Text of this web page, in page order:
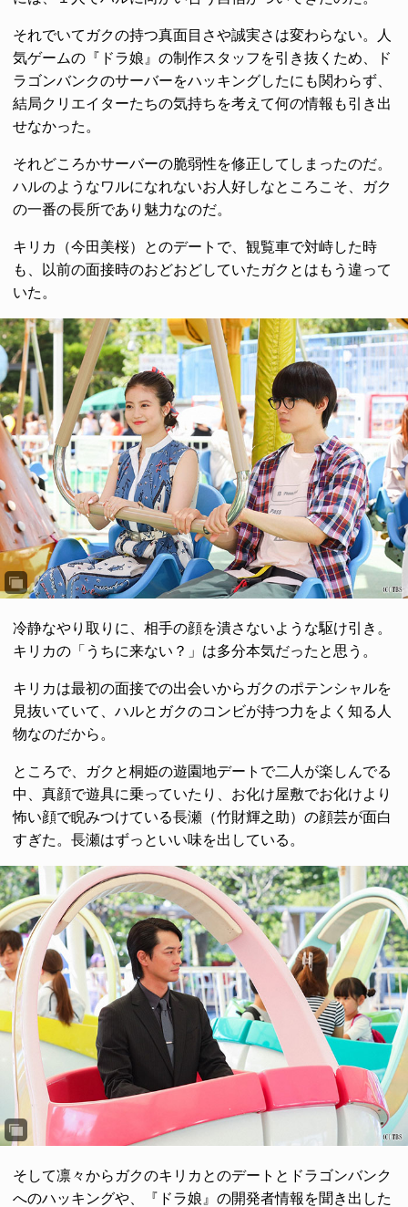
それでいてガクの持つ真面目さや誠実さは変わらない。人
気ゲームの『ドラ娘』の制作スタッフを引き抜くため、ド
ラゴンバンクのサーバーをハッキングしたにも関わらず、
結局クリエイターたちの気持ちを考えて何の情報も引き出
せなかった。
それどころかサーバーの脆弱性を修正してしまったのだ。
ハルのようなワルになれないお人好しなところこそ、ガク
の一番の長所であり魅力なのだ。
キリカ（今田美桜）とのデートで、観覧車で対峙した時
も、以前の面接時のおどおどしていたガクとはもう違って
いた。
冷静なやり取りに、相手の顔を潰さないような駆け引き。
キリカの「うちに来ない？」は多分本気だったと思う。
キリカは最初の面接での出会いからガクのポテンシャルを
見抜いていて、ハルとガクのコンビが持つ力をよく知る人
物なのだから。
ところで、ガクと桐姫の遊園地デートで二人が楽しんでる
中、真顔で遊具に乗っていたり、お化け屋敷でお化けより
怖い顔で睨みつけている長瀬（竹財輝之助）の顔芸が面白
すぎた。長瀬はずっといい味を出している。
そして凛々からガクのキリカとのデートとドラゴンバンク
へのハッキングや、『ドラ娘』の開発者情報を聞き出した